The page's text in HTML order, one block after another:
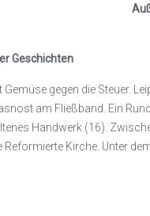
Geschichten
Gemüse gegen die Steuer.
am Fließband. Ein
Handwerk (16).
Reformierte Kirche. Unter